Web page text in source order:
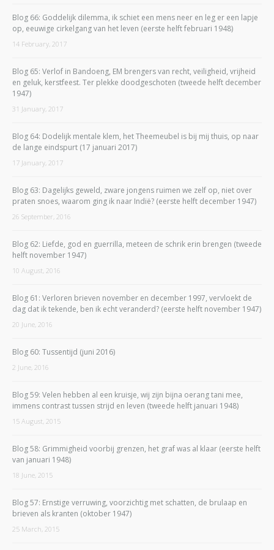
Blog 66: Goddelijk dilemma, ik schiet een mens neer en leg er een lapje
op, eeuwige cirkelgang van het leven (eerste helft februari 1948)
14 February, 2017
Blog 65: Verlof in Bandoeng, EM brengers van recht, veiligheid, vrijheid
en geluk, kerstfeest. Ter plekke doodgeschoten (tweede helft december
1947)
31 January, 2017
Blog 64: Dodelijk mentale klem, het Theemeubel is bij mij thuis, op naar
de lange eindspurt (17 januari 2017)
17 January, 2017
Blog 63: Dagelijks geweld, zware jongens ruimen we zelf op, niet over
praten snoes, waarom ging ik naar Indië? (eerste helft december 1947)
26 September, 2016
Blog 62: Liefde, god en guerrilla, meteen de schrik erin brengen (tweede
helft november 1947)
10 August, 2016
Blog 61: Verloren brieven november en december 1997, vervloekt de
dag dat ik tekende, ben ik echt veranderd? (eerste helft november 1947)
20 June, 2016
Blog 60: Tussentijd (juni 2016)
2 June, 2016
Blog 59: Velen hebben al een kruisje, wij zijn bijna oerang tani mee,
immens contrast tussen strijd en leven (tweede helft januari 1948)
15 August, 2015
Blog 58: Grimmigheid voorbij grenzen, het graf was al klaar (eerste helft
van januari 1948)
18 June, 2015
Blog 57: Ernstige verruwing, voorzichtig met schatten, de brulaap en
brieven als kranten (oktober 1947)
25 March, 2015